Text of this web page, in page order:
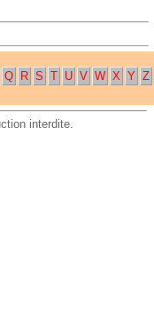
Q R S T U V W X Y Z
interdite.